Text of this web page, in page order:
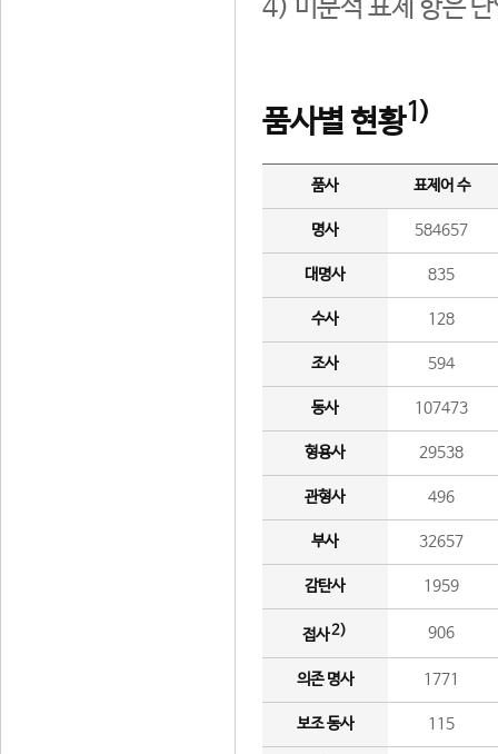
4) 미분석 표제 항은
품사별 현황1)
품사 표제어 수
명사 584657
대명사 835
수사 128
조사 594
동사 107473
형용사 29538
관형사 496
부사 32657
감탄사 1959
접사2) 906
의존 명사 1771
보조 동사 115